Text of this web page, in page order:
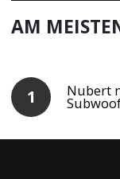
AM
Nubert